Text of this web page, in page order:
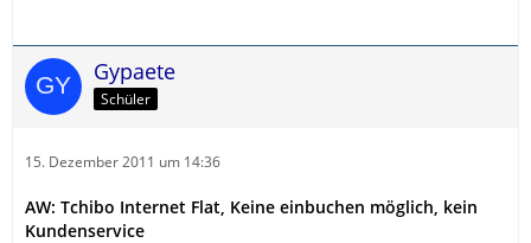
Verfügung.
Mit freundlichen Grüßen
Gypaete
Schüler
15. Dezember 2011 um 14:36
AW: Tchibo Internet Flat, Keine einbuchen möglich, kein
Kundenservice